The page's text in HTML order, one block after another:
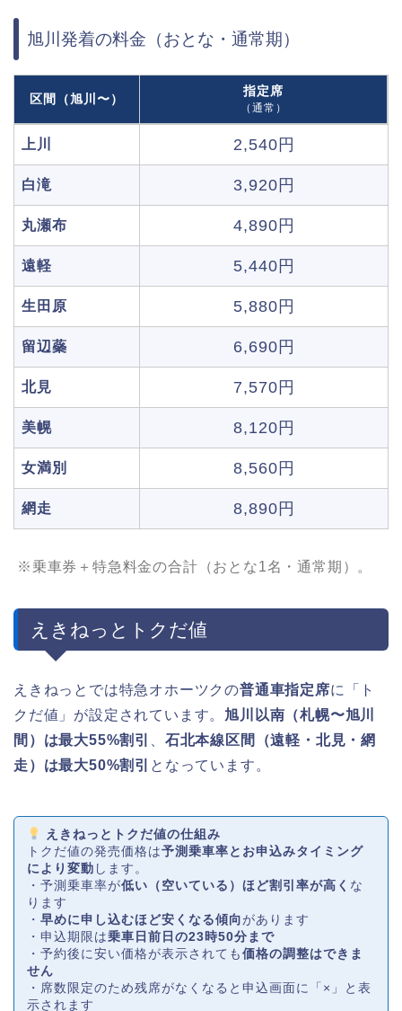
旭川発着の料金（おとな・通常期）
区間（旭川〜）
指定席
（通常）
上川 2,540円
白滝 3,920円
丸瀬布 4,890円
遠軽 5,440円
生田原 5,880円
留辺蘂 6,690円
北見 7,570円
美幌 8,120円
女満別 8,560円
網走 8,890円
※乗車券＋特急料金の合計（おとな1名・通常期）。
えきねっとトクだ値
えきねっとでは特急オホーツクの普通車指定席に「ト
クだ値」が設定されています。 旭川以南（札幌〜旭川
間）は最大55%割引
石北本線区間（遠軽・北見・網
走）は最大50%割引 となっています。
えきねっとトクだ値の仕組み
トクだ値の発売価格は予測乗車率とお申込みタイミング
により変動 します。
・予測乗車率が低い（空いている）ほど割引率が高く な
ります
・ 早めに申し込むほど安くなる傾向があります
・申込期限は乗車日前日の23時50分まで
・予約後に安い価格が表示されても価格の調整はできま
せん
・席数限定のため残席がなくなると申込画面に「×」と表
示されます